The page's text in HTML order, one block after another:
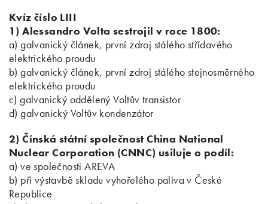
Kvíz číslo LIII
1) Alessandro Volta sestrojil v roce 1800:
a) galvanický článek, první zdroj stálého střídavého
elektrického proudu
b) galvanický článek, první zdroj stálého stejnosměrného
elektrického proudu
c) galvanický oddělený Voltův transistor
d) galvanický Voltův kondenzátor
2) Čínská státní společnost China National
Nuclear Corporation (CNNC) usiluje o podíl:
a) ve společnosti AREVA
b) při výstavbě skladu vyhořelého paliva v České
Republice